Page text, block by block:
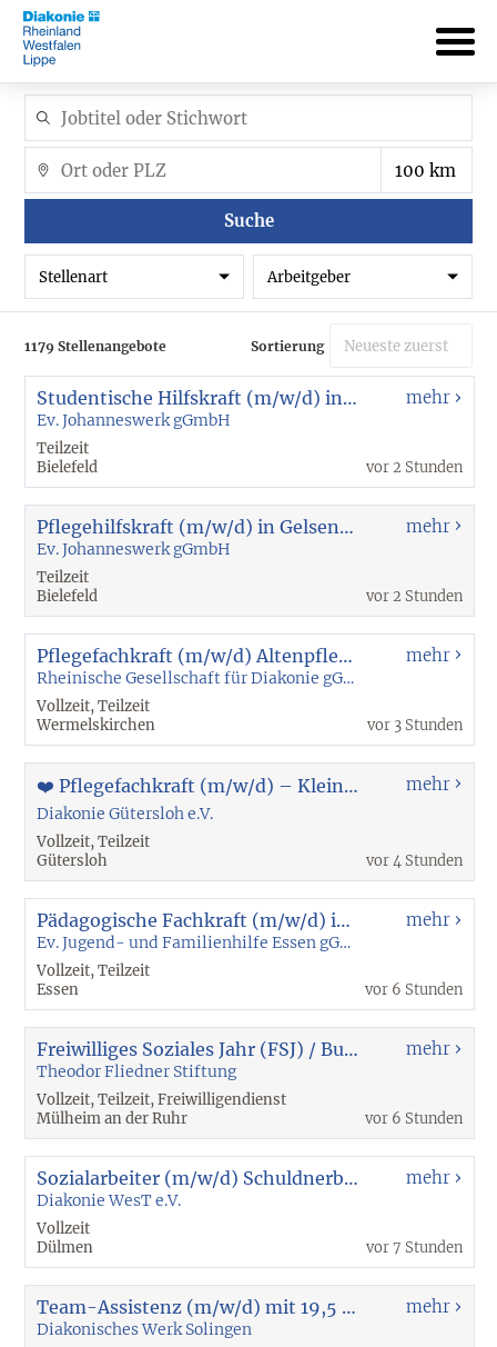
Suche
Stellenart Arbeitgeber
1179 Stellenangebote Sortierung
Studentische Hilfskraft (m/w/d) in der Eingliederungshilfe - Ambulant Betreutes Wohnen Bochum
Ev. Johanneswerk gGmbH
Teilzeit
Bielefeld
mehr
vor 2 Stunden
Pflegehilfskraft (m/w/d) in Gelsenkirchen-Feldmark
Ev. Johanneswerk gGmbH
Teilzeit
Bielefeld
mehr
vor 2 Stunden
Pflegefachkraft (m/w/d) Altenpflege - Wermelskirchen
Rheinische Gesellschaft für Diakonie gGmbH
Vollzeit, Teilzeit
Wermelskirchen
mehr
vor 3 Stunden
❤️ Pflegefachkraft (m/w/d) – Kleine Senioren-WG | 20 - 30 Std. | unbefristet
Diakonie Gütersloh e.V.
Vollzeit, Teilzeit
Gütersloh
mehr
vor 4 Stunden
Pädagogische Fachkraft (m/w/d) in einem stationären Angebot für Jungen
Ev. Jugend- und Familienhilfe Essen gGmbH
Vollzeit, Teilzeit
Essen
mehr
vor 6 Stunden
Freiwilliges Soziales Jahr (FSJ) / Bundesfreiwilligendienst (BFD)
Theodor Fliedner Stiftung
Vollzeit, Teilzeit, Freiwilligendienst
Mülheim an der Ruhr
mehr
vor 6 Stunden
Sozialarbeiter (m/w/d) Schuldnerberatung Dülmen
Diakonie WesT e.V.
Vollzeit
Dülmen
mehr
vor 7 Stunden
Team-Assistenz (m/w/d) mit 19,5 Wochenstunden für unsere ambulante Krebsberatung
Diakonisches Werk Solingen
mehr